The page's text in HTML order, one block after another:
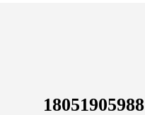
18051905988